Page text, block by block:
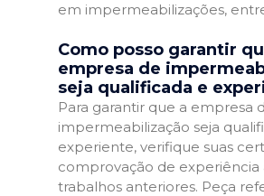
em impermeabilizações,
Como posso garantir
empresa de
seja qualificada e
Para garantir que a empresa
impermeabilização seja
experiente, verifique suas
comprovação de experiência
trabalhos anteriores. Peça